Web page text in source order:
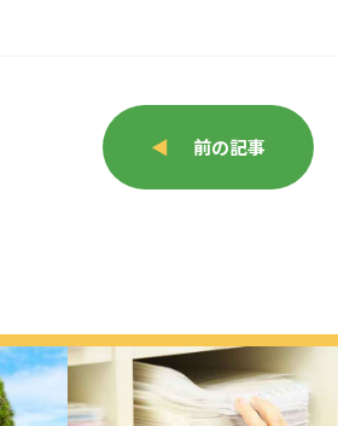
◀ 前の記事